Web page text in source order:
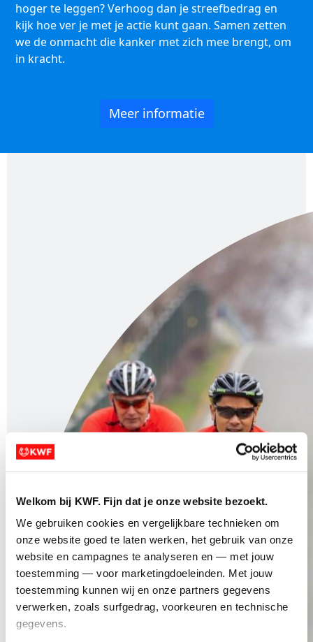
Welkom bij KWF. Fijn dat je onze website bezoekt.
We gebruiken cookies en vergelijkbare technieken om
onze website goed te laten werken, het gebruik van onze
website en campagnes te analyseren en — met jouw
toestemming — voor marketingdoeleinden. Met jouw
toestemming kunnen wij en onze partners gegevens
verwerken, zoals surfgedrag, voorkeuren en technische
gegevens.
hoger te leggen? Verhoog dan je streefbedrag en
kijk hoe ver je met je actie kunt gaan. Samen zetten
we de onmacht die kanker met zich mee brengt, om
in kracht.
Meer informatie